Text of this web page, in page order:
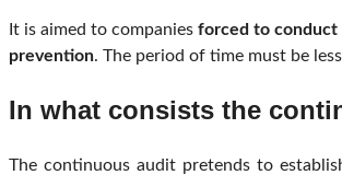
It is aimed to companies forced to
prevention. The period of time must be
In what consists the
The continuous audit pretends to